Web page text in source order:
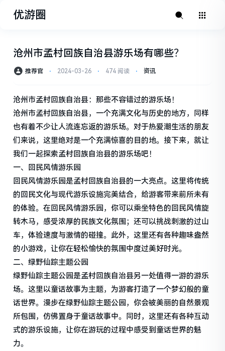
优游圈
沧州市孟村回族自治县游乐场有哪些？
推荐官 ⋅ 2024-03-26 ⋅ 474 阅读 ⋅ 资讯
沧州市孟村回族自治县：那些不容错过的游乐场！
沧州市孟村回族自治县，一个充满文化与历史的地方，同样
也有着不少让人流连忘返的游乐场。对于热爱潮生活的朋友
们来说，这里绝对是一个充满惊喜的目的地。接下来，就让
我们一起探索孟村回族自治县的游乐场吧！
一、回民风情游乐园
回民风情游乐园是孟村回族自治县的一大亮点。这里将传统
的回民文化与现代游乐设施完美结合，给游客带来前所未有
的体验。在回民风情游乐园，你可以乘坐特色的回民风情旋
转木马，感受浓厚的民族文化氛围；还可以挑战刺激的过山
车，体验速度与激情的碰撞。此外，这里还有各种趣味盎然
的小游戏，让你在轻松愉快的氛围中度过美好时光。
二、绿野仙踪主题公园
绿野仙踪主题公园是孟村回族自治县另一处值得一游的游乐
场。这里以童话故事为主题，为游客打造了一个梦幻般的童
话世界。漫步在绿野仙踪主题公园，你会被美丽的自然景观
所包围，仿佛置身于童话故事中。同时，这里还有各种互动
式的游乐设施，让你在游玩的过程中感受到童话世界的魅
力。